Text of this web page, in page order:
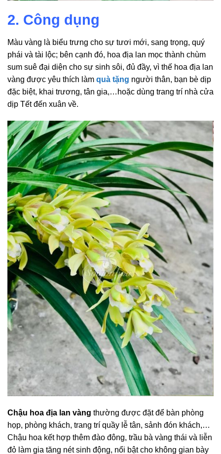
2. Công dụng
Màu vàng là biểu trưng cho sự tươi mới, sang trọng, quý
phái và tài lộc; bên cạnh đó, hoa địa lan mọc thành chùm
sum suê đại diện cho sự sinh sôi, đủ đầy, vì thế hoa địa lan
vàng được yêu thích làm quà tặng người thân, bạn bè dịp
đặc biệt, khai trương, tân gia,…hoặc dùng trang trí nhà cửa
dịp Tết đến xuân về.
Chậu hoa địa lan vàng thường được đặt để bàn phòng
họp, phòng khách, trang trí quầy lễ tân, sảnh đón khách,…
Chậu hoa kết hợp thêm đào đông, trầu bà vàng thái và liễn
đỏ làm gia tăng nét sinh động, nổi bật cho không gian bày